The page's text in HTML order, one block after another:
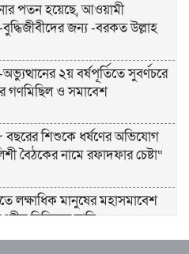
পতন হয়েছে, আওয়ামী
জন্য -বরকত উল্লাহ
২য় বর্ষপূর্তিতে সুবর্ণচরে
গণমিছিল ও সমাবেশ
বছরের শিশুকে ধর্ষণের অভিযোগ
বৈঠকের নামে রফাদফার চেষ্টা“
লক্ষাধিক মানুষের মহাসমাবেশ
নিষিদ্ধের দাবি